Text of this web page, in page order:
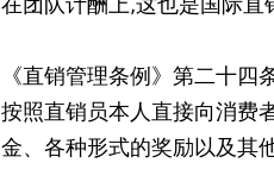
《直销管理条例》第二十
按照直销员本人直接向消费
金、各种形式的奖励以及其